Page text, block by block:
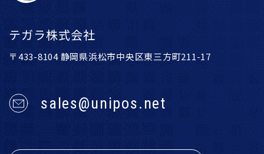
テガラ株式会社
〒433-8104 静岡県浜松市中央区東三方町211-17
sales@unipos.net